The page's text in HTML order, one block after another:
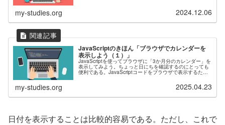
my-studies.org 2024.12.06
JavaScriptのきほん「ブラウザでカレンダーを
表示しよう（１）」
JavaScriptを使ってブラウザに「3か月分のカレンダー」を
表示してみよう。ちょっと日にちを確認するのにとっても
便利である。JavaScriptコードをブラウザで表示するため
に、HTMLファイルとJavaScriptファイルを作成して、...
my-studies.org 2025.04.23
日付を表示することは比較的容易である。ただし、これで